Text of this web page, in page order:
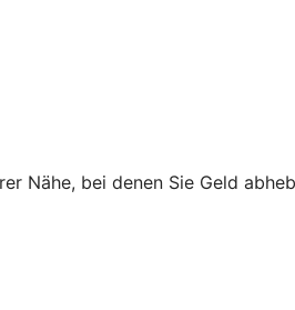
Nähe, bei denen Sie Geld